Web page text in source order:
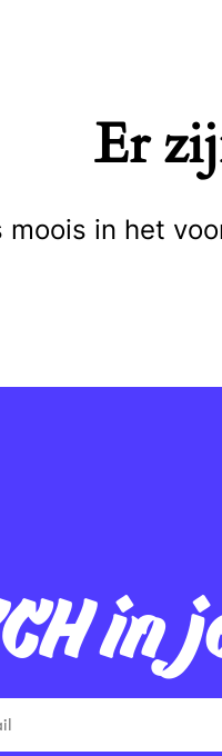
Er
moois in het
in